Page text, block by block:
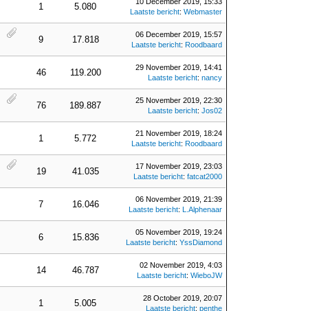
1 5.080
Laatste bericht: Webmaster
9 17.818
06 December 2019, 15:57
Laatste bericht: Roodbaard
46 119.200
29 November 2019, 14:41
Laatste bericht: nancy
76 189.887
25 November 2019, 22:30
Laatste bericht: Jos02
1 5.772
21 November 2019, 18:24
Laatste bericht: Roodbaard
19 41.035
17 November 2019, 23:03
Laatste bericht: fatcat2000
7 16.046
06 November 2019, 21:39
Laatste bericht: L.Alphenaar
6 15.836
05 November 2019, 19:24
Laatste bericht: YssDiamond
14 46.787
02 November 2019, 4:03
Laatste bericht: WieboJW
1 5.005
28 October 2019, 20:07
Laatste bericht: penthe